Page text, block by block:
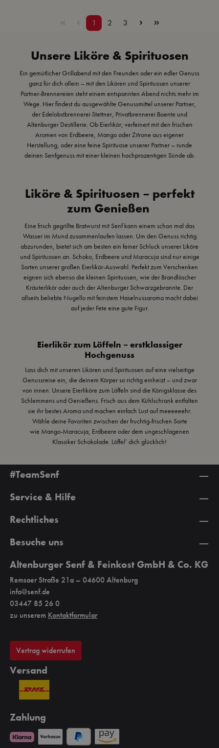
Seite
1 Seite
2 Seite
3
Unsere Liköre & Spirituosen
Ein gemütlicher Grillabend mit den Freunden oder ein edler Genuss
ganz für dich allein – mit den Likören und Spirituosen unserer
Partner-Brennereien steht einem entspannten Abend nichts mehr im
Wege. Hier findest du ausgewählte Genussmittel unserer Partner,
der Edelobstbrennerei Stettner, Privatbrennerei Boente und
Altenburger Destillerie. Ob Eierlikör, verfeinert mit den frischen
Aromen von Erdbeere Mangooder Zitrone aus eigener
Herstellung, oder eine feine Spirituose unserer Partner – runde
deinen Senfgenuss mit einer kleinen hochprozentigen Sünde ab.
Liköre & Spirituosen – perfekt
zum Genießen
Eine frisch gegrillte Bratwurst mit Senf kann einem schon mal das
Wasser im Mund zusammenlaufen lassen. Um den Genuss richtig
abzurunden, bietet sich am besten ein feiner Schluck unserer Liköre
und Spirituosen an. Schoko, Erdbeere und Maracuja sind nur einige
Sorten unserer großen Eierlikör-Auswahl. Perfekt zum Verschenken
eignen sich ebenso die kleinen Spirituosen, wie der Brandlöscher
Kräuterliköroder auch der Altenburger Schwarzgebrannte . Der
allseits beliebte Nugello mit feinstem Haselnussaroma macht dabei
auf jeder Fete eine gute Figur.
Eierlikör zum Löffeln – erstklassiger
Hochgenuss
Lass dich mit unseren Likören und Spirituosen auf eine vielseitige
Genussreise ein, die deinem Körper so richtig einheizt – und zwar
von innen. Unsere Eierliköre zum Löffeln sind die Königsklasse des
Schlemmens und Genießens. Frisch aus dem Kühlschrank entfalten
sie ihr bestes Aroma und machen einfach Lust auf meeeeeehr.
Wähle deine Favoriten zwischen der fruchtig-frischen Sorte
wie Mango-Maracuja Erdbeere oder dem ungeschlagenen
Klassiker Schokolade . Löffel’ dich glücklich!
#TeamSenf
Service & Hilfe
Rechtliches
Besuche uns
Altenburger Senf & Feinkost GmbH & Co. KG
Remsaer Straße 21a – 04600 Altenburg
info@senf.de
03447 85 26 0
zu unserem Kontaktformular
Vertrag widerrufen
Versand
Zahlung